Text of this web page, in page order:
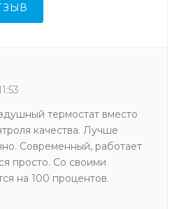
термостат вместо
качества. Лучше
Современный, работает
просто. Со своими
на 100 процентов.